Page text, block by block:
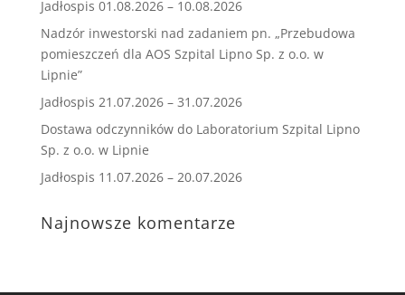
Jadłospis 01.08.2026 – 10.08.2026
Nadzór inwestorski nad zadaniem pn. „Przebudowa
pomieszczeń dla AOS Szpital Lipno Sp. z o.o. w
Lipnie”
Jadłospis 21.07.2026 – 31.07.2026
Dostawa odczynników do Laboratorium Szpital Lipno
Sp. z o.o. w Lipnie
Jadłospis 11.07.2026 – 20.07.2026
Najnowsze komentarze